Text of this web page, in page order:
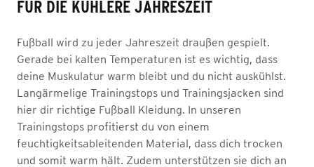
FÜR DIE KÜHLERE JAHRESZEIT
Fußball wird zu jeder Jahreszeit draußen gespielt.
Gerade bei kalten Temperaturen ist es wichtig, dass
deine Muskulatur warm bleibt und du nicht auskühlst.
Langärmelige Trainingstops und Trainingsjacken sind
hier dir richtige Fußball Kleidung. In unseren
Trainingstops profitierst du von einem
feuchtigkeitsableitenden Material, dass dich trocken
und somit warm hält. Zudem unterstützen sie dich an